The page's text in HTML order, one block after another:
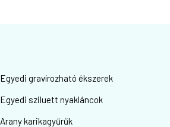
Egyedi gravírozható ékszerek
Egyedi sziluett nyakláncok
Arany karikagyűrűk